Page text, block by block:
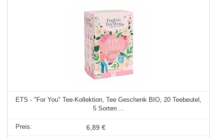
ETS - "For You" Tee-Kollektion, Tee Geschenk BIO, 20 Teebeutel,
5 Sorten ...
6,89 €